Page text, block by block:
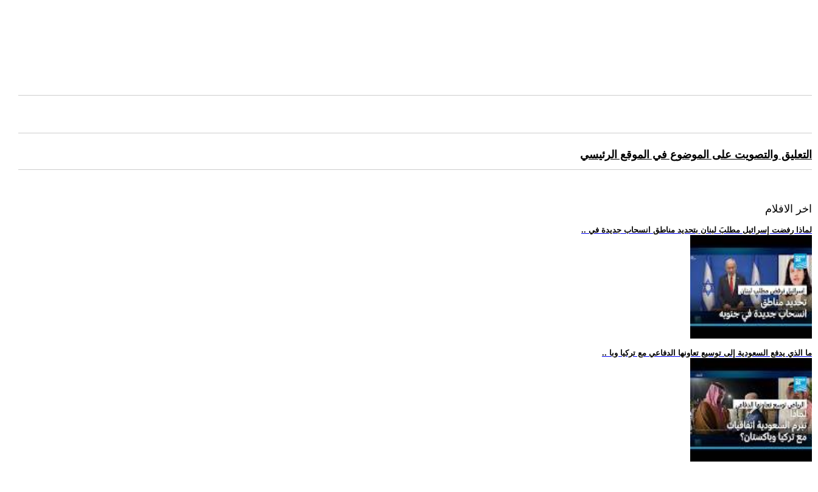
التعليق والتصويت على الموضوع في الموقع الرئيسي
اخر الافلام
.. لماذا رفضت إسرائيل مطلبَ لبنان بتحديد مناطق انسحاب جديدة في
.. ما الذي يدفع السعودية إلى توسيع تعاونها الدفاعي مع تركيا وبا